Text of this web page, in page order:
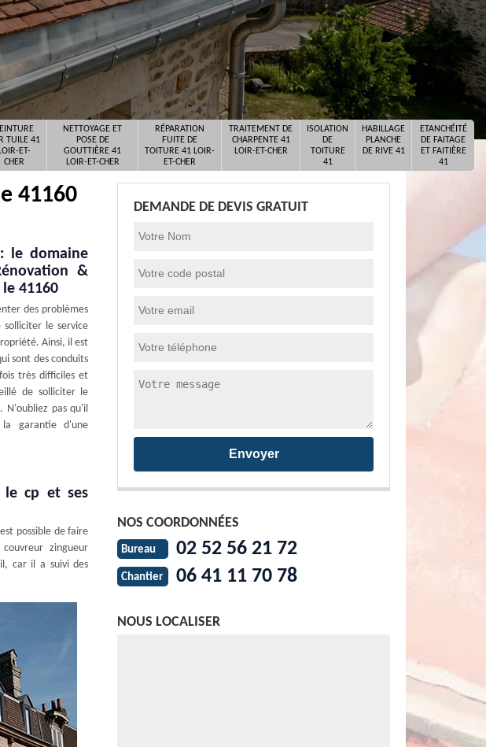
TUILE 41
LOIR-ET-
CHER
NETTOYAGE ET
POSE DE
GOUTTIÈRE 41
LOIR-ET-CHER
RÉPARATION
FUITE DE
TOITURE 41 LOIR-
ET-CHER
TRAITEMENT DE
CHARPENTE 41
LOIR-ET-CHER
ISOLATION
DE
TOITURE
41
HABILLAGE
PLANCHE
DE RIVE 41
ETANCHÉITÉ
DE FAITAGE
ET FAITIÈRE
41
41160
le domaine
&
41160
des problèmes
le service
Ainsi, il est
sont des conduits
très difficiles et
de solliciter le
N'oubliez pas qu'il
garantie d'une
le cp et ses
possible de faire
zingueur
car il a suivi des
DEMANDE DE DEVIS GRATUIT
NOS COORDONNÉES
Bureau 02 52 56 21 72
Chantier 06 41 11 70 78
NOUS LOCALISER